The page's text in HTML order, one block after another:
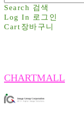
Search 검색
Log In
로그인
Cart 장바구니
CHARTMALL